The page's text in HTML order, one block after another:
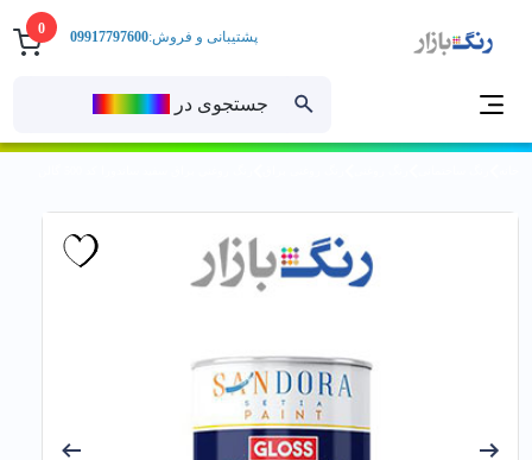
0
جستجوی در
پشتیبانی و فروش:09917797600